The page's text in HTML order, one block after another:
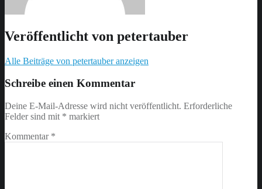
Veröffentlicht von petertauber
Alle Beiträge von petertauber anzeigen
back
main
navigation
Schreibe einen Kommentar
Deine E-Mail-Adresse wird nicht veröffentlicht. Erforderliche
Felder sind mit * markiert
Kommentar *